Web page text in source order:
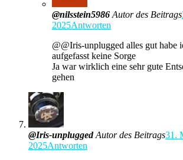
@nilsstein5986 Autor des Beitrags
2025Antworten
@@Iris-unplugged alles gut habe
aufgefasst keine Sorge
Ja war wirklich eine sehr gute
gehen
@Iris-unplugged Autor des Beitrags31.
2025Antworten